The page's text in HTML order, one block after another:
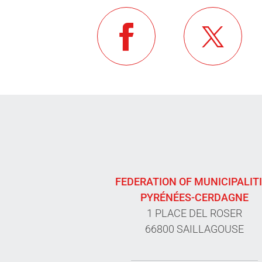
FEDERATION OF
PYRÉNÉES-CERDAGNE
1 PLACE DEL ROSER
66800 SAILLAGOUSE